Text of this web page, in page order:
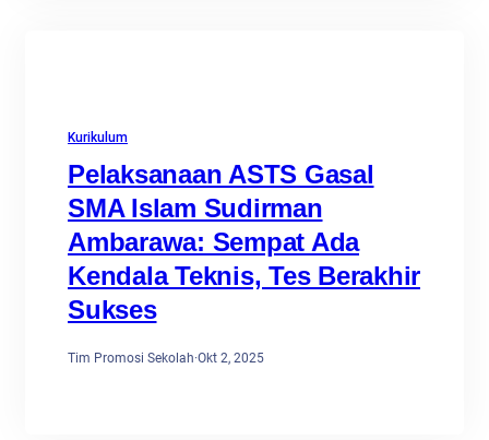
Kurikulum
Pelaksanaan ASTS Gasal
SMA Islam Sudirman
Ambarawa: Sempat Ada
Kendala Teknis, Tes Berakhir
Sukses
Tim Promosi Sekolah·Okt 2, 2025